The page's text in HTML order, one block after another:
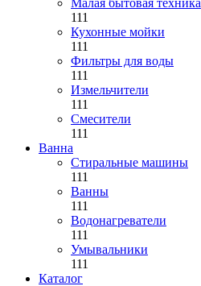
111
Кухонные мойки
111
Фильтры для воды
111
Измельчители
111
Смесители
111
Ванна
Стиральные машины
111
Ванны
111
Водонагреватели
111
Умывальники
111
Каталог